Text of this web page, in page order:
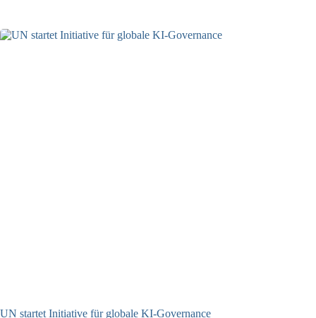
UN startet Initiative für globale KI-Governance